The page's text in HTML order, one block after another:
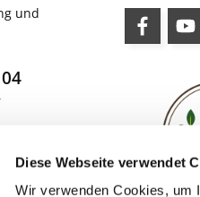
Diese Webseite verwendet
Wir verwenden Cookies, um
und